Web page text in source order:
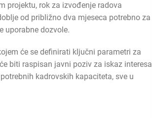
projektu, rok za izvođenje radova
od približno dva mjeseca potrebno za
uporabne dozvole.
će se definirati ključni parametri za
biti raspisan javni poziv za iskaz interesa
kadrovskih kapaciteta, sve u